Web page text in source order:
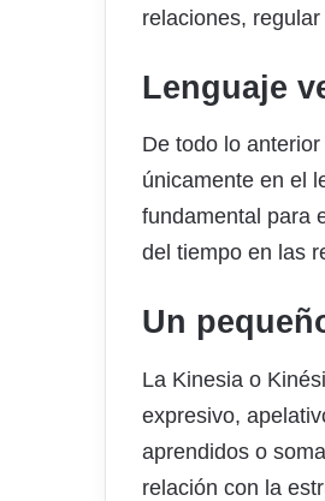
relaciones,
Lenguaje
De todo lo
únicamente en el
fundamental para
del tiempo en las
Un
La Kinesia o
expresivo,
aprendidos o
relación con la